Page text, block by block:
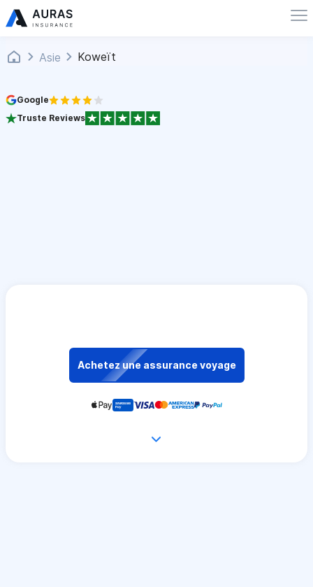
Asie Koweït
Google
Truste Reviews
Achetez une assurance voyage